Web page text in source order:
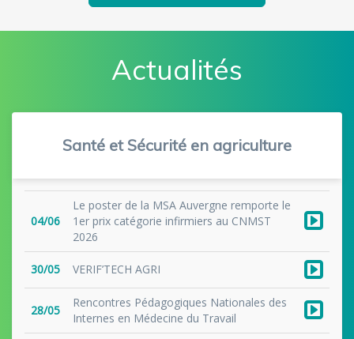
Actualités
Santé et Sécurité en agriculture
04/06
Le poster de la MSA Auvergne remporte le
1er prix catégorie infirmiers au CNMST
2026
30/05 VERIF’TECH AGRI
28/05
Rencontres Pédagogiques Nationales des
Internes en Médecine du Travail